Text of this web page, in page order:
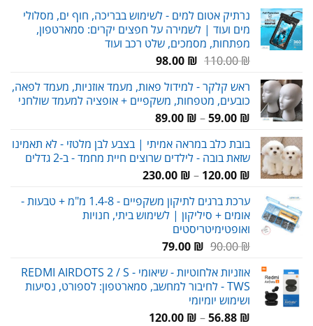
נרתיק אטום למים - לשימוש בבריכה, חוף ים, מסלולי
מים ועוד | לשמירה על חפצים יקרים: סמארטפון,
מפתחות, מסמכים, שלט רכב ועוד
110.00₪
המחיר
היה:
110.00 ₪.
98.00 ₪
המחיר
הוא:
98.00 ₪.
ראש קלקר - למידול פאות, מעמד אוזניות, מעמד לפאה,
כובעים, מטפחות, משקפיים + אופציה למעמד שולחני
59.00 ₪
–
89.00 ₪
טווח
עד
בובת כלב במראה אמיתי | בצבע לבן מלטזי - לא תאמינו
שזאת בובה - לילדים שרוצים חיית מחמד - ב-2 גדלים
120.00 ₪
–
230.00 ₪
טווח
עד
ערכת ברגים לתיקון משקפיים - 1.4-8 מ"מ + טבעות -
אומים + סיליקון | לשימוש ביתי, חנויות
ואופטימיטריסטים
90.00₪
המחיר
היה:
90.00 ₪.
79.00 ₪
המחיר
הוא:
79.00 ₪.
אוזניות אלחוטיות - שיאומי REDMI AIRDOTS 2 / S -
TWS - לחיבור למחשב, סמארטפון: לספורט, נסיעות
ושימוש יומיומי
56.88 ₪
–
120.00 ₪